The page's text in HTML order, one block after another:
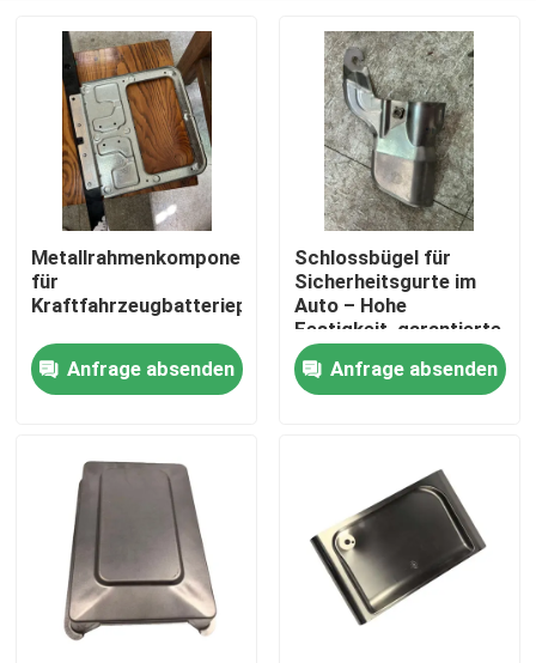
Produkte
Videos
VR Show
Metallrahmenkomponenten
für
Kraftfahrzeugbatteriepakete
Anfrage absenden
Schlossbügel für
Sicherheitsgurte im
Auto – Hohe
Festigkeit, garantierte
Sicherheit, langlebiges
DesignAnfrage absenden